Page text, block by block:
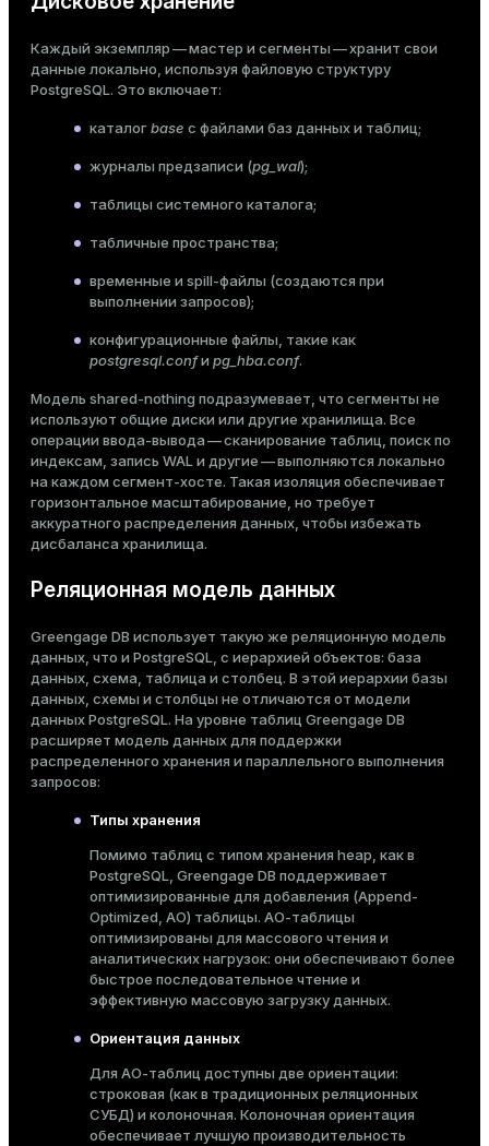
Каждый экземпляр — мастер и сегменты — хранит свои
данные локально, используя файловую структуру
PostgreSQL. Это включает:
каталогbase с файлами баз данных и таблиц;
журналы предзаписи (pg_wal);
таблицы системного каталога;
табличные пространства;
временные и spill-файлы (создаются при
выполнении запросов);
конфигурационные файлы, такие как
postgresql.confи pg_hba.conf.
Модель shared-nothing подразумевает, что сегменты не
используют общие диски или другие хранилища. Все
операции ввода-вывода — сканирование таблиц, поиск по
индексам, запись WAL и другие — выполняются локально
на каждом сегмент-хосте. Такая изоляция обеспечивает
горизонтальное масштабирование, но требует
аккуратного распределения данных, чтобы избежать
дисбаланса хранилища.
Реляционная модель данных
Greengage DB использует такую же реляционную модель
данных, что и PostgreSQL, с иерархией объектов: база
данных, схема, таблица и столбец. В этой иерархии базы
данных, схемы и столбцы не отличаются от модели
данных PostgreSQL. На уровне таблиц Greengage DB
расширяет модель данных для поддержки
распределенного хранения и параллельного выполнения
запросов:
Типы хранения
Помимо таблиц с типом хранения heap, как в
PostgreSQL, Greengage DB поддерживает
оптимизированные для добавления (Append-
Optimized, AO) таблицы. AO-таблицы
оптимизированы для массового чтения и
аналитических нагрузок: они обеспечивают более
быстрое последовательное чтение и
эффективную массовую загрузку данных.
Ориентация данных
Для AO-таблиц доступны две ориентации:
строковая (как в традиционных реляционных
СУБД) и колоночная. Колоночная ориентация
обеспечивает лучшую производительность